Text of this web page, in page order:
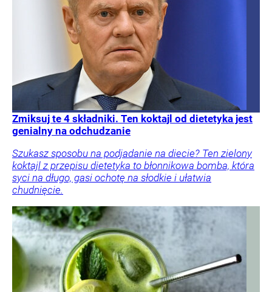
Zmiksuj te 4 składniki. Ten koktajl od dietetyka jest
genialny na odchudzanie
Szukasz sposobu na podjadanie na diecie? Ten zielony
koktajl z przepisu dietetyka to błonnikowa bomba, która
syci na długo, gasi ochotę na słodkie i ułatwia
chudnięcie.